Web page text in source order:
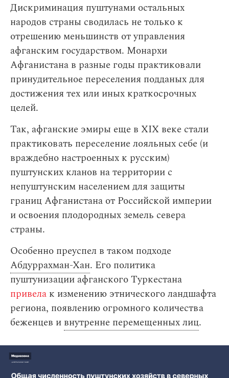
Дискриминация пуштунами остальных
народов страны сводилась не только к
отрешению меньшинств от управления
афганским государством. Монархи
Афганистана в разные годы практиковали
принудительное переселения подданых для
достижения тех или иных краткосрочных
целей.
Так, афганские эмиры еще в XIX веке стали
практиковать переселение лояльных себе (и
враждебно настроенных к русским)
пуштунских кланов на территории с
непуштунским населением для защиты
границ Афганистана от Российской империи
и освоения плодородных земель севера
страны.
Особенно преуспел в таком подходе
Абдуррахман-Хан. Его политика
пуштунизации афганского Туркестана
привела к изменению этнического ландшафта
региона, появлению огромного количества
беженцев и внутренне перемещенных лиц.